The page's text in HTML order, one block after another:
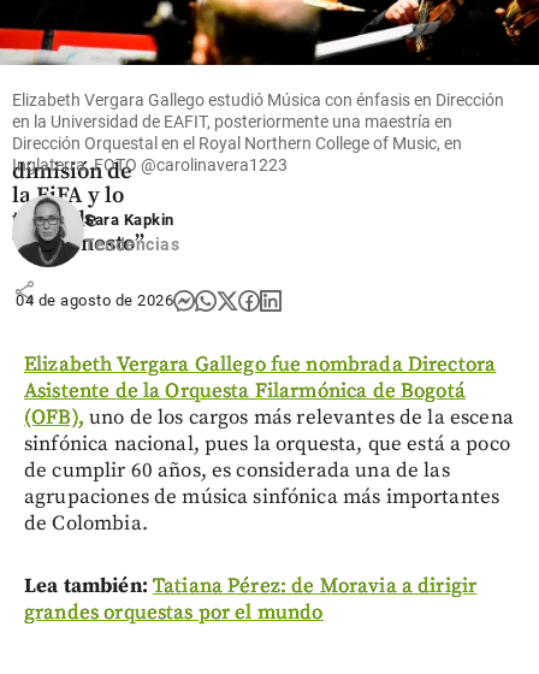
Fútbol
va contra
Infantino:
pidió su
dimisión de
la FiFA y lo
tachó de
“deshonesto”
share
Elizabeth Vergara Gallego estudió Música con énfasis en Dirección
en la Universidad de EAFIT, posteriormente una maestría en
Dirección Orquestal en el Royal Northern College of Music, en
Inglaterra. FOTO @carolinavera1223
Sara Kapkin
Tendencias
04 de agosto de 2026
Elizabeth Vergara Gallego fue nombrada Directora
Asistente de la Orquesta Filarmónica de Bogotá
(OFB), uno de los cargos más relevantes de la escena
sinfónica nacional, pues la orquesta, que está a poco
de cumplir 60 años, es considerada una de las
agrupaciones de música sinfónica más importantes
de Colombia.
Lea también: Tatiana Pérez: de Moravia a dirigir
grandes orquestas por el mundo